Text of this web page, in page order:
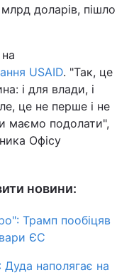
доларів, пішло
USAID. "Так, це
і для влади, і
це не перше і не
маємо подолати",
Офісу
новини:
Трамп пообіцяв
ЄС
Дуда наполягає на